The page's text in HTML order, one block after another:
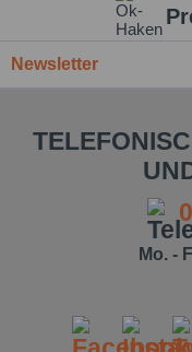
Newsletter
Mo. -